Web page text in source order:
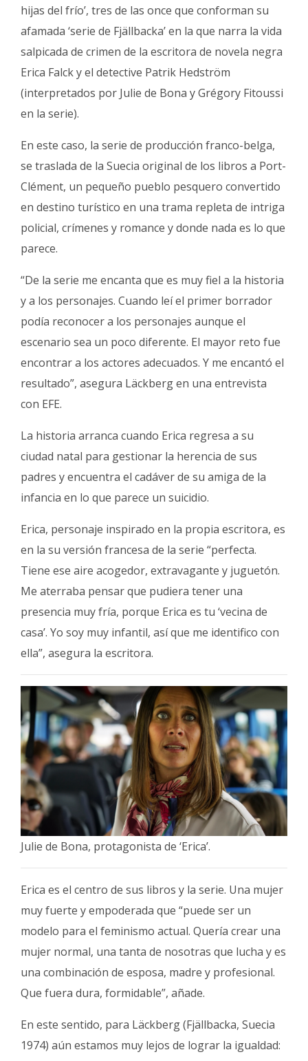
hijas del frío’, tres de las once que conforman su
afamada ‘serie de Fjällbacka’ en la que narra la vida
salpicada de crimen de la escritora de novela negra
Erica Falck y el detective Patrik Hedström
(interpretados por Julie de Bona y Grégory Fitoussi
en la serie).
En este caso, la serie de producción franco-belga,
se traslada de la Suecia original de los libros a Port-
Clément, un pequeño pueblo pesquero convertido
en destino turístico en una trama repleta de intriga
policial, crímenes y romance y donde nada es lo que
parece.
“De la serie me encanta que es muy fiel a la historia
y a los personajes. Cuando leí el primer borrador
podía reconocer a los personajes aunque el
escenario sea un poco diferente. El mayor reto fue
encontrar a los actores adecuados. Y me encantó el
resultado”, asegura Läckberg en una entrevista
con EFE.
La historia arranca cuando Erica regresa a su
ciudad natal para gestionar la herencia de sus
padres y encuentra el cadáver de su amiga de la
infancia en lo que parece un suicidio.
Erica, personaje inspirado en la propia escritora, es
en la su versión francesa de la serie “perfecta.
Tiene ese aire acogedor, extravagante y juguetón.
Me aterraba pensar que pudiera tener una
presencia muy fría, porque Erica es tu ‘vecina de
casa’. Yo soy muy infantil, así que me identifico con
ella”, asegura la escritora.
Julie de Bona, protagonista de ‘Erica’.
Erica es el centro de sus libros y la serie. Una mujer
muy fuerte y empoderada que “puede ser un
modelo para el feminismo actual. Quería crear una
mujer normal, una tanta de nosotras que lucha y es
una combinación de esposa, madre y profesional.
Que fuera dura, formidable”, añade.
En este sentido, para Läckberg (Fjällbacka, Suecia
1974) aún estamos muy lejos de lograr la igualdad: